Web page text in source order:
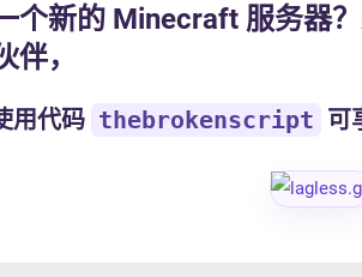
个新的 Minecraft 服务器
伴，
用代码 thebrokenscript 可